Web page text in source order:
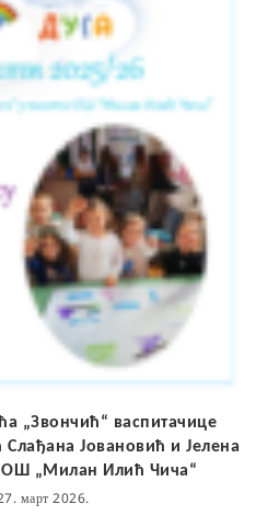
„Звончић“ васпитачице
Јовановић и Јелена
ОШ „Милан Илић Чича“
март 2026.